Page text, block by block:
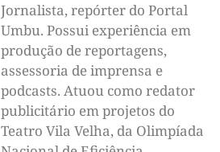
Jornalista, repórter do Portal
Umbu. Possui experiência em
produção de reportagens,
assessoria de imprensa e
podcasts. Atuou como redator
publicitário em projetos do
Teatro Vila Velha, da Olimpíada